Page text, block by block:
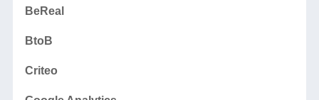
BeReal
BtoB
Criteo